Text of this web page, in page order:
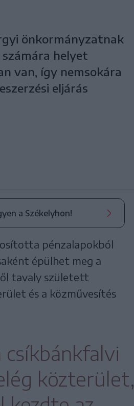
önkormányzatnak
helyet
van, így nemsokára
eljárás
a Székelyhon!
pénzalapokból
épülhet meg a
tavaly született
és a közművesítés
csíkbánkfalvi
közterület,